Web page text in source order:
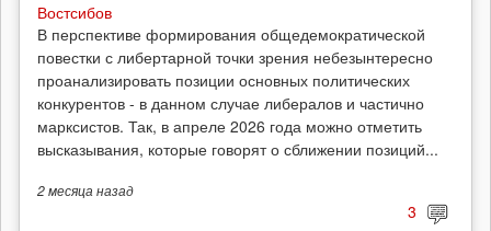
Востсибов
В перспективе формирования общедемократической
повестки с либертарной точки зрения небезынтересно
проанализировать позиции основных политических
конкурентов - в данном случае либералов и частично
марксистов. Так, в апреле 2026 года можно отметить
высказывания, которые говорят о сближении позиций...
2 месяцаназад
3